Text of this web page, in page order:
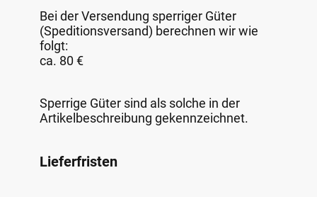
Bei der Versendung sperriger Güter
(Speditionsversand) berechnen wir wie
folgt:
ca. 80 €
Sperrige Güter sind als solche in der
Artikelbeschreibung gekennzeichnet.
Lieferfristen